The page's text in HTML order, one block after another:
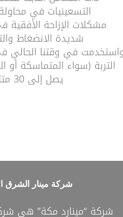
التسعينيات في
مشكلات الإزاحة الأفقية
شديدة الانضغاط
واستخدمت في وقتنا الحالي
التربة (سواء المتماسكة أو
يصل إلى 30 مترًا أو أكثر.
شركة مينار الشرق
شركة “مينارد مكة” هي